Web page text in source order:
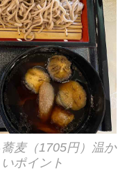
麦（1705円）温か
ポイント